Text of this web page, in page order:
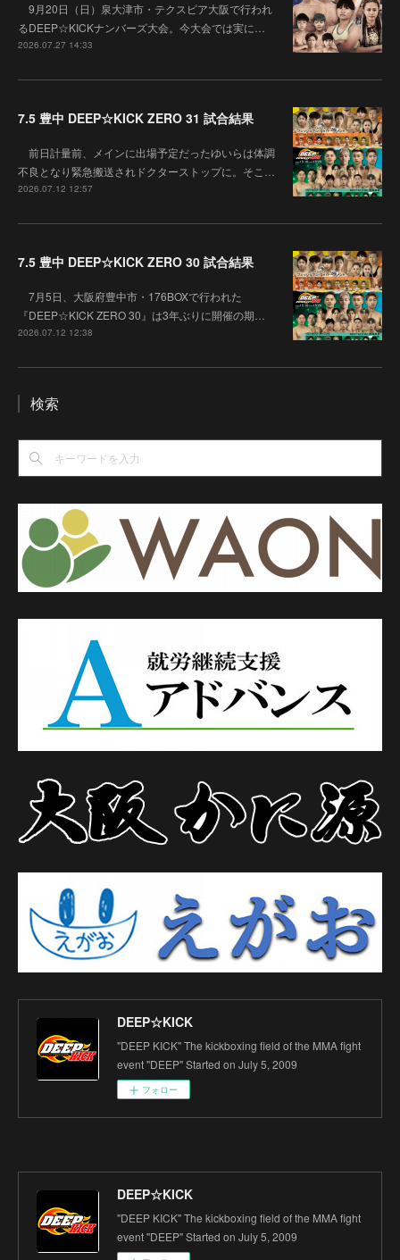
9月20日（日）泉大津市・テクスピア大阪で行われ
るDEEP☆KICKナンバーズ大会。今大会では実に…
2026.07.27 14:33
7.5 豊中 DEEP☆KICK ZERO 31 試合結果
前日計量前、メインに出場予定だったゆいらは体調
不良となり緊急搬送されドクターストップに。そこ…
2026.07.12 12:57
7.5 豊中 DEEP☆KICK ZERO 30 試合結果
7月5日、大阪府豊中市・176BOXで行われた
『DEEP☆KICK ZERO 30』は3年ぶりに開催の期…
2026.07.12 12:38
検索
DEEP☆KICK
"DEEP KICK" The kickboxing field of the MMA fight
event "DEEP" Started on July 5, 2009
フォロー
DEEP☆KICK
"DEEP KICK" The kickboxing field of the MMA fight
event "DEEP" Started on July 5, 2009